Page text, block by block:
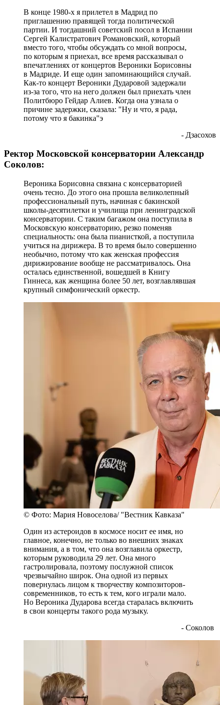
В конце 1980-х я прилетел в Мадрид по
приглашению правящей тогда политической
партии. И тогдашний советский посол в Испании
Сергей Калистратович Романовский, который
вместо того, чтобы обсуждать со мной вопросы,
по которым я приехал, все время рассказывал о
впечатлениях от концертов Вероники Борисовны
в Мадриде. И еще один запоминающийся случай.
Как-то концерт Вероники Дударовой задержали
из-за того, что на него должен был приехать член
Политбюро Гейдар Алиев. Когда она узнала о
причине задержки, сказала: "Ну и что, я рада,
потому что я бакинка"э
- Дзасохов
Ректор Московской консерватории Александр
Соколов:
Вероника Борисовна связана с консерваторией
очень тесно. До этого она прошла великолепный
профессиональный путь, начиная с бакинской
школы-десятилетки и училища при ленинградской
консерватории. С таким багажом она поступила в
Московскую консерваторию, резко поменяв
специальность: она была пианисткой, а поступила
учиться на дирижера. В то время было совершенно
необычно, потому что как женская профессия
дирижирование вообще не рассматривалось. Она
осталась единственной, вошедшей в Книгу
Гиннеса, как женщина более 50 лет, возглавлявшая
крупный симфонический оркестр.
© Фото: Мария Новоселова/ "Вестник Кавказа"
Один из астероидов в космосе носит ее имя, но
главное, конечно, не только во внешних знаках
внимания, а в том, что она возглавила оркестр,
которым руководила 29 лет. Она много
гастролировала, поэтому послужной список
чрезвычайно широк. Она одной из первых
повернулась лицом к творчеству композиторов-
современников, то есть к тем, кого играли мало.
Но Вероника Дударова всегда старалась включить
в свои концерты такого рода музыку.
- Соколов